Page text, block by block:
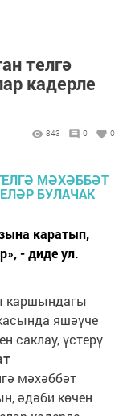
телгә
кадерле
843 0 0
каратып,
- диде ул.
каршындагы
яшәүче
саклау, үстерү
мәхәббәт
әдәби көчен